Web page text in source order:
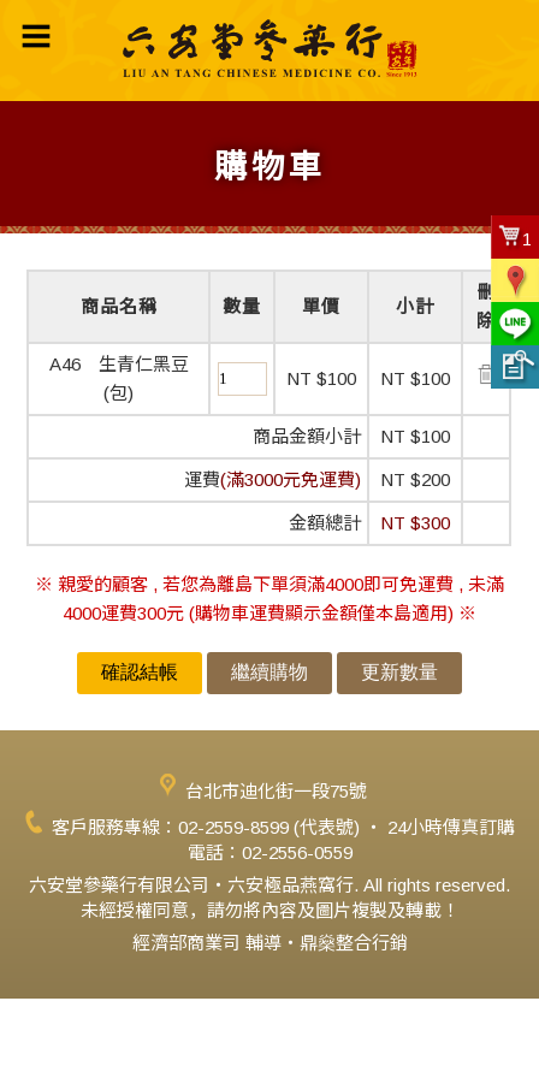
購物車
1
商品名稱 數量 單價 小計
刪
除
A46 生青仁黑豆
(包)
NT $100 NT $100
商品金額小計 NT $100
運費(滿3000元免運費) NT $200
金額總計 NT $300
※ 親愛的顧客 , 若您為離島下單須滿4000即可免運費 , 未滿
4000運費300元 (購物車運費顯示金額僅本島適用) ※
台北市迪化街一段75號
客戶服務專線：02-2559-8599 (代表號) ‧ 24小時傳真訂購
電話：02-2556-0559
六安堂參藥行有限公司‧六安極品燕窩行. All rights reserved.
未經授權同意，請勿將內容及圖片複製及轉載！
經濟部商業司 輔導‧鼎燊整合行銷